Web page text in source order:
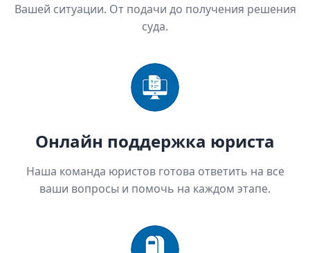
Вашей ситуации. От подачи до получения решения
суда.
Онлайн поддержка юриста
Наша команда юристов готова ответить на все
ваши вопросы и помочь на каждом этапе.